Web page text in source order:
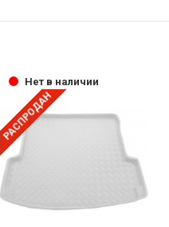
Нет в наличии
РАСПРОДАН